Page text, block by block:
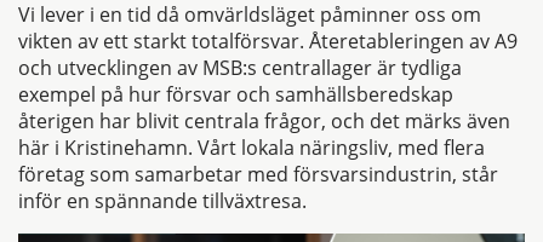
Vi lever i en tid då omvärldsläget påminner oss om
vikten av ett starkt totalförsvar. Återetableringen av A9
och utvecklingen av MSB:s centrallager är tydliga
exempel på hur försvar och samhällsberedskap
återigen har blivit centrala frågor, och det märks även
här i Kristinehamn. Vårt lokala näringsliv, med flera
företag som samarbetar med försvarsindustrin, står
inför en spännande tillväxtresa.